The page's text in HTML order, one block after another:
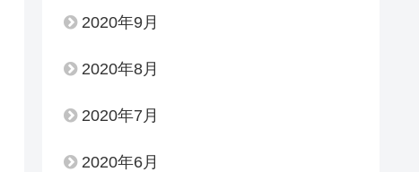
2020年9月
2020年8月
2020年7月
2020年6月